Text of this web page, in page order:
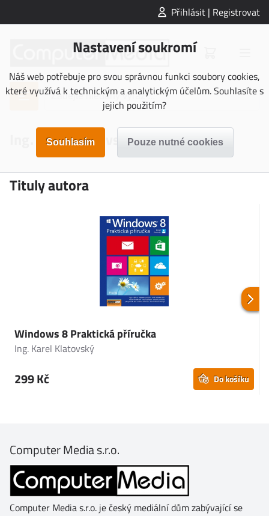
Přihlásit | Registrovat
Nastavení soukromí
Náš web potřebuje pro svou správnou funkci soubory cookies,
které využívá k technickým a analytickým účelům. Souhlasíte s
jejich použitím?
Ing. Karel Klatovský
Tituly autora
Windows 8 Praktická příručka
Ing. Karel Klatovský
299 Kč Do košíku
Computer Media s.r.o.
Computer Media s.r.o. je český mediální dům zabývající se